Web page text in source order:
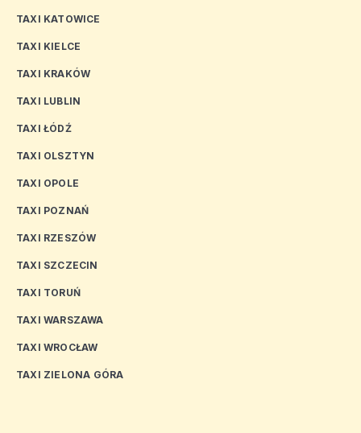
TAXI KATOWICE
TAXI KIELCE
TAXI KRAKÓW
TAXI LUBLIN
TAXI ŁÓDŹ
TAXI OLSZTYN
TAXI OPOLE
TAXI POZNAŃ
TAXI RZESZÓW
TAXI SZCZECIN
TAXI TORUŃ
TAXI WARSZAWA
TAXI WROCŁAW
TAXI ZIELONA GÓRA